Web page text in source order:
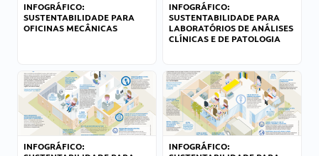
INFOGRÁFICO:
SUSTENTABILIDADE PARA
OFICINAS MECÂNICAS
INFOGRÁFICO:
SUSTENTABILIDADE PARA
LABORATÓRIOS DE ANÁLISES
CLÍNICAS E DE PATOLOGIA
INFOGRÁFICO:
INFOGRÁFICO: